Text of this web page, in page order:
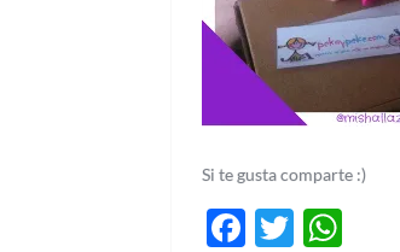
Si te gusta comparte :)
Facebook
Twitter